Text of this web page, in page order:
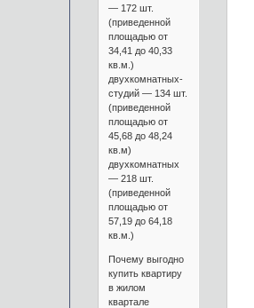
— 172 шт.
(приведенной
площадью от
34,41 до 40,33
кв.м.)
двухкомнатных-
студий — 134 шт.
(приведенной
площадью от
45,68 до 48,24
кв.м)
двухкомнатных
— 218 шт.
(приведенной
площадью от
57,19 до 64,18
кв.м.)
Почему выгодно
купить квартиру
в жилом
квартале